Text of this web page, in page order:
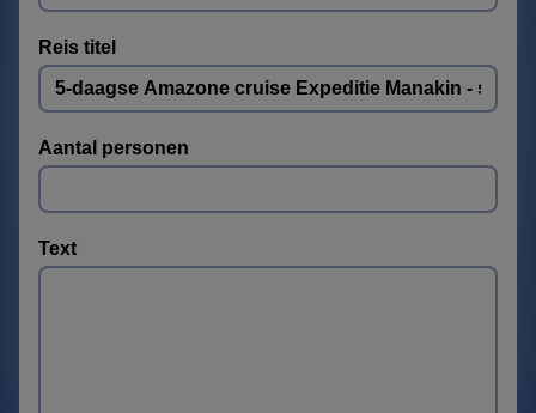
Reis titel
Aantal personen
Text